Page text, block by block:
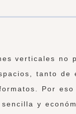
verticales no
tanto de
Por
y